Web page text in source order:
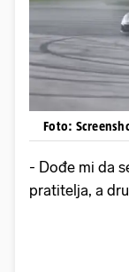
Foto:
- Dođe mi da
pratitelja, a